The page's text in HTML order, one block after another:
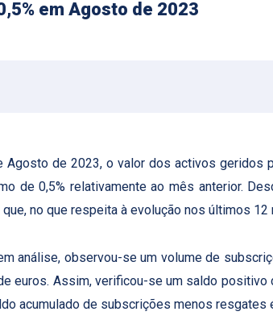
em Agosto de 2023
Agosto de 2023, o valor dos activos geridos
de 0,5% relativamente ao mês anterior.
que, no que respeita à evolução nos últimos
análise, observou-se um volume de
euros. Assim, verificou-se um saldo
acumulado de subscrições menos